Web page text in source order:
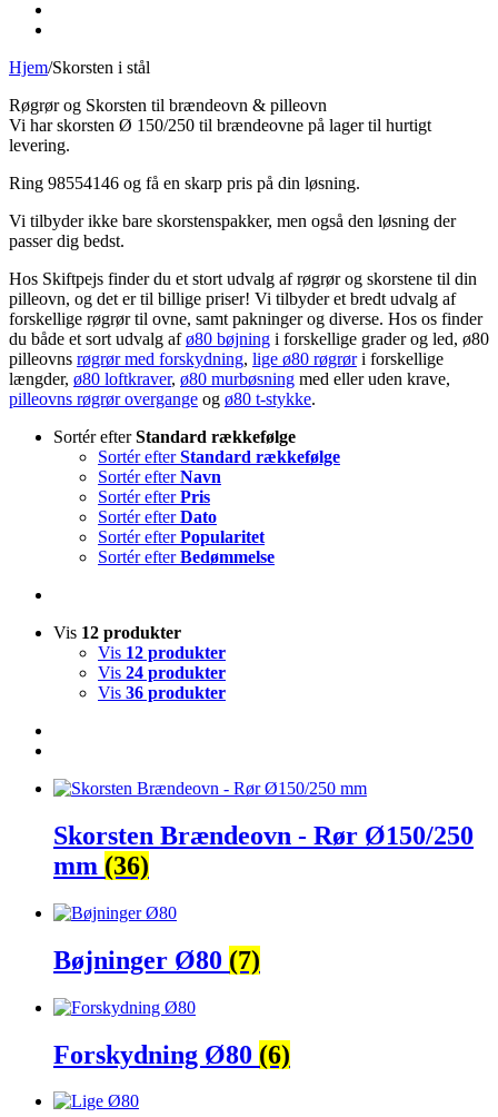
Hjem/Skorsten i stål
Røgrør og Skorsten til brændeovn & pilleovn
Vi har skorsten Ø 150/250 til brændeovne på lager til hurtigt
levering.
Ring 98554146 og få en skarp pris på din løsning.
Vi tilbyder ikke bare skorstenspakker, men også den løsning der
passer dig bedst.
Hos Skiftpejs finder du et stort udvalg af røgrør og skorstene til din
pilleovn, og det er til billige priser! Vi tilbyder et bredt udvalg af
forskellige røgrør til ovne, samt pakninger og diverse. Hos os finder
du både et sort udvalg afø80 bøjning i forskellige grader og led, ø80
pilleovns røgrør med forskydning, lige ø80 røgrøri forskellige
længder, ø80 loftkraver, ø80 murbøsning med eller uden krave,
pilleovns røgrør overgange og ø80 t-stykke.
Sortér efterStandard rækkefølge
Sortér efterStandard rækkefølge
Sortér efterNavn
Sortér efterPris
Sortér efterDato
Sortér efterPopularitet
Sortér efterBedømmelse
Vis 12 produkter
Vis 12 produkter
Vis 24 produkter
Vis 36 produkter
Skorsten Brændeovn - Rør Ø150/250
mm (36)
Bøjninger Ø80 (7)
Forskydning Ø80 (6)